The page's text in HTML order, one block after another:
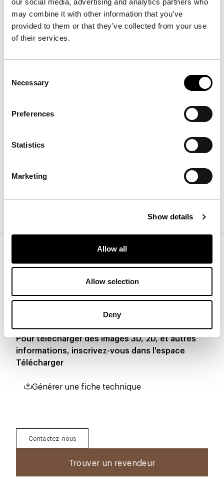
may combine it with other information that you’ve
provided to them or that they’ve collected from your use
of their services.
Selection
Necessary
Preferences
Statistics
Marketing
Show details
Allow all
Allow selection
Deny
Finitions
Plateau
Gris tourterelle
Supreme
Télécharger
Pour télécharger des images 3D, 2D, et autres
informations, inscrivez-vous dans l'espace
Télécharger
Générer une fiche technique
Contactez-nous
Trouver un revendeur